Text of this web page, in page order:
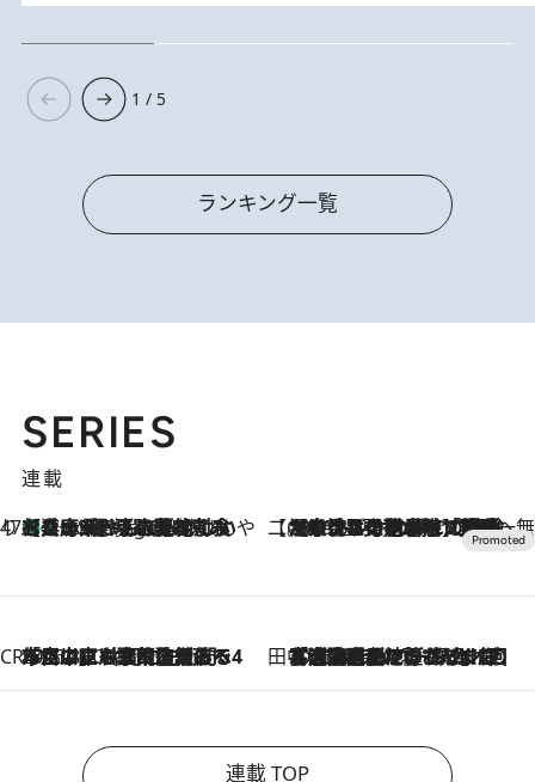
1 / 5
ランキング一覧
SERIES
連載
47都道府県の手みやげ ひんやりスイーツで夏を満喫
7 Hours Ago
【兵庫県】この夏絶対食べたい 冷やしておいしいおやつ3選 淡路島の恵みをジェラートに集約 【CREA×星野リゾート】唯一無二。癒しと発見が待つ場所へ
2026.8.7
【トンボの足水浴】ヒノキの香りに包まれて涼感マックス！約13℃の湧水かけ流しを避暑地「星野温泉 トンボの湯」で体験
CREA'S CHOICE
2026.8.7
「立川にも歌舞伎があるんだよ」 片岡仁左衛門・市川中車ら豪華座組みで4年目の立川立飛歌舞伎へ 田中稲の勝手に再ブーム
2026.8.7
「湘南乃風に憧れて」観客大盛上がりの“タオル回し”に、ラッパー顔負けの高速歌唱まで…さだまさし（74）のアグレッシブすぎる現在地
連載 TOP